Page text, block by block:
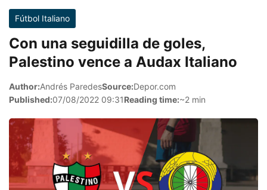
Fútbol Italiano
Con una seguidilla de goles,
Palestino vence a Audax Italiano
Author:Andrés ParedesSource:Depor.com
Published:07/08/2022 09:31Reading time:~2 min